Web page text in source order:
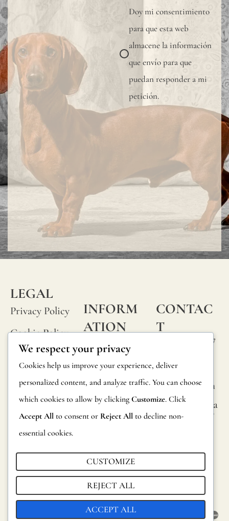
Doy mi consentimiento
para que esta web
almacene la información
que envío para que
puedan responder a mi
petición.
LEGAL
Privacy Policy
Cookie Policy
Terms and
Conditions
Legal Notice
INFORM
ATION
FAQs
Product
Information
Returns
Sustainability
CONTAC
T
Calle Alheli, 7
29730 Rincón
de la Victoria
Málaga, Spain
hola@jamesma
lonefabrics.co
m
Fabrics,
2021
We respect your privacy
Cookies help us improve your experience, deliver
personalized content, and analyze traffic. You can choose
which cookies to allow by clicking Customize. Click
Accept All to consent or Reject All to decline non-
essential cookies.
CUSTOMIZE
REJECT ALL
ACCEPT ALL